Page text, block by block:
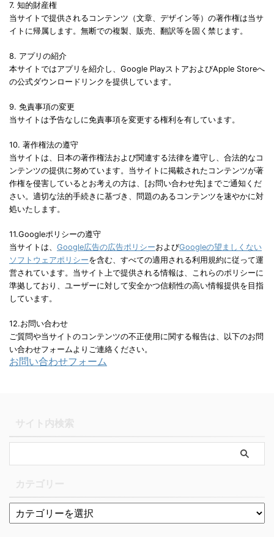
7. 知的財産権
当サイトで提供されるコンテンツ（文章、デザイン等）の著作権は当サ
イトに帰属します。無断での複製、販売、翻訳等を固く禁じます。
8. アプリの紹介
本サイトではアプリを紹介し、Google PlayストアおよびApple Storeへ
の公式ダウンロードリンクを提供しています。
9. 免責事項の変更
当サイトは予告なしに免責事項を変更する権利を有しています。
10. 著作権法の遵守
当サイトは、日本の著作権法および関連する法律を遵守し、合法的なコ
ンテンツの提供に努めています。当サイトに掲載されたコンテンツが著
作権を侵害しているとお考えの方は、[お問い合わせ先]までご通知くだ
さい。適切な法的手続きに基づき、問題のあるコンテンツを速やかに対
処いたします。
11.Googleポリシーの遵守
当サイトは、 Google広告の広告ポリシーおよびGoogleの望ましくない
ソフトウェアポリシーを含む、すべての適用される利用規約に従って運
営されています。当サイト上で提供される情報は、これらのポリシーに
準拠しており、ユーザーに対して安全かつ信頼性の高い情報提供を目指
しています。
12.お問い合わせ
ご質問や当サイトのコンテンツの不正使用に関する報告は、以下のお問
い合わせフォームよりご連絡ください。
お問い合わせフォーム